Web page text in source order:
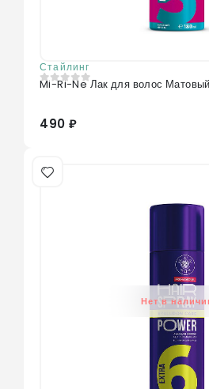
Стайлинг
0из 5
Mi-Ri-Ne Лак для волос
490 ₽
Нет в